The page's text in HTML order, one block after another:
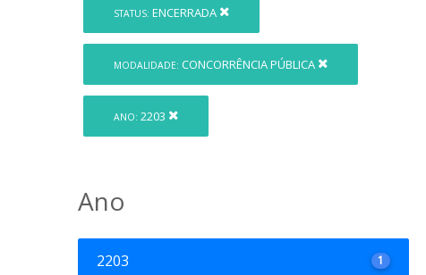
STATUS: ENCERRADA
MODALIDADE: CONCORRÊNCIA PÚBLICA
ANO: 2203
Ano
2203 1